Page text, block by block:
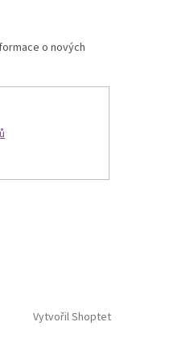
o nových
Vytvořil Shoptet